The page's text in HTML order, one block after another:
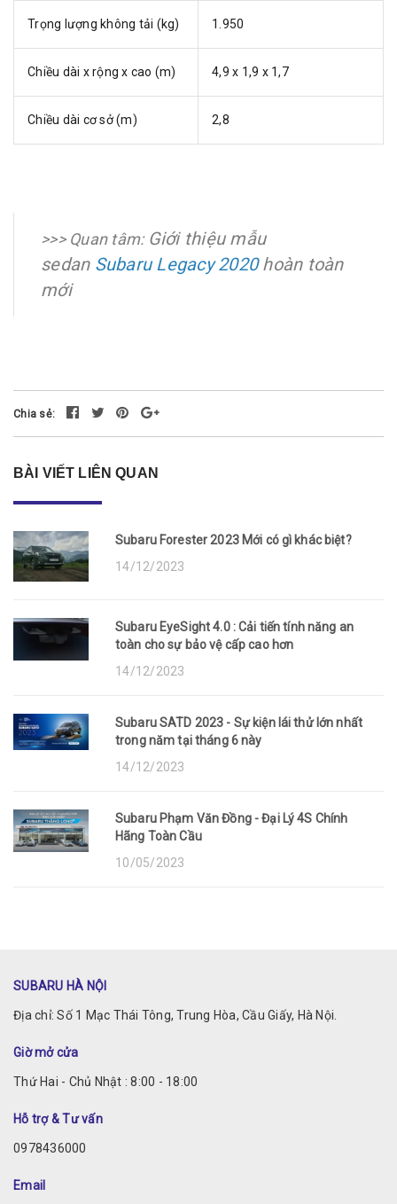
Trọng lượng không tải (kg) 1.950
Chiều dài x rộng x cao (m) 4,9 x 1,9 x 1,7
Chiều dài cơ sở (m) 2,8
>>> Quan tâm: Giới thiệu mẫu
sedan Subaru Legacy 2020hoàn toàn
mới
Chia sẻ:
BÀI VIẾT LIÊN QUAN
Subaru Forester 2023 Mới có gì khác biệt?
14/12/2023
Subaru EyeSight 4.0 : Cải tiến tính năng an
toàn cho sự bảo vệ cấp cao hơn
14/12/2023
Subaru SATD 2023 - Sự kiện lái thử lớn nhất
trong năm tại tháng 6 này
14/12/2023
Subaru Phạm Văn Đồng - Đại Lý 4S Chính
Hãng Toàn Cầu
10/05/2023
SUBARU HÀ NỘI
Địa chỉ: Số 1 Mạc Thái Tông, Trung Hòa, Cầu Giấy, Hà Nội.
Giờ mở cửa
Thứ Hai - Chủ Nhật : 8:00 - 18:00
Hỗ trợ & Tư vấn
0978436000
Email